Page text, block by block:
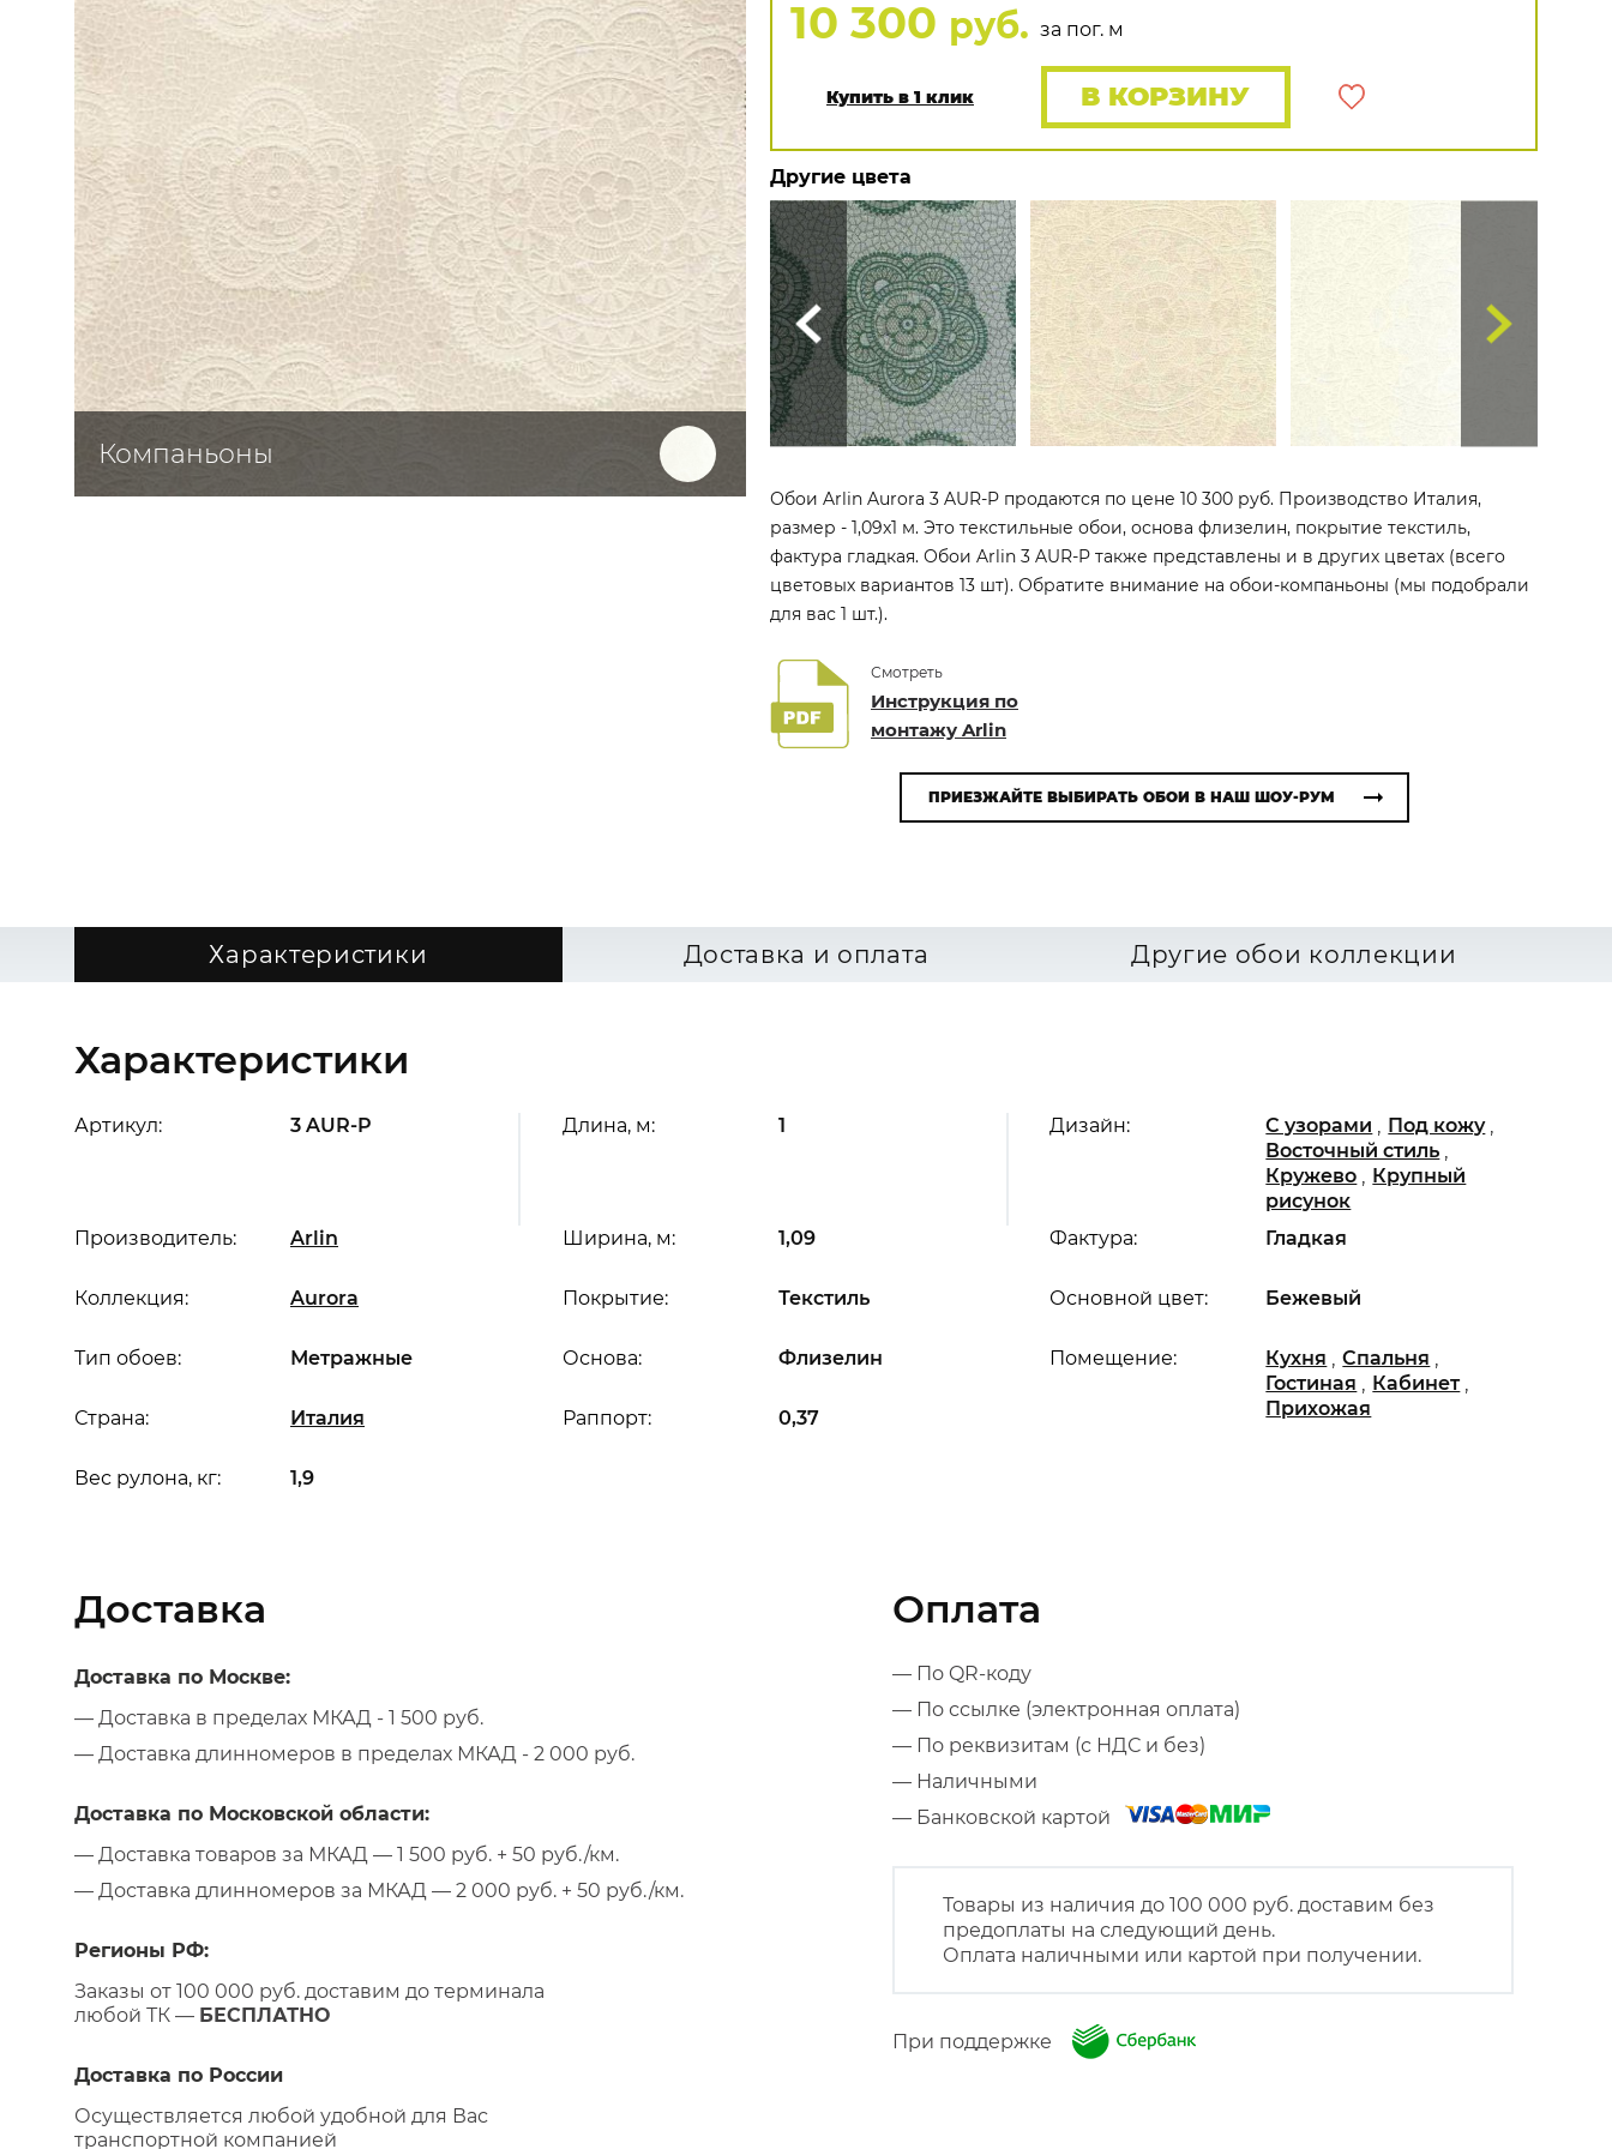
ЦВЕТА
ПОКАЗАТЬ ВСЕ ОБОИ
Компаньоны
10 300 руб. за пог. м
Купить в 1 клик В КОРЗИНУ
Другие цвета
Обои Arlin Aurora 3 AUR-P продаются по цене 10 300 руб. Производство Италия,
размер - 1,09x1 м. Это текстильные обои, основа флизелин, покрытие текстиль,
фактура гладкая. Обои Arlin 3 AUR-P также представлены и в других цветах (всего
цветовых вариантов 13 шт). Обратите внимание на обои-компаньоны (мы подобрали
для вас 1 шт.).
Смотреть
Инструкция по
монтажу Arlin
ПРИЕЗЖАЙТЕ ВЫБИРАТЬ ОБОИ В НАШ ШОУ-РУМ
Характеристики Доставка и оплата Другие обои коллекции
Характеристики
Артикул: 3 AUR-P
Производитель: Arlin
Коллекция: Aurora
Длина, м: 1
Ширина, м: 1,09
Вес рулона, кг: 1,9
Раппорт: 0,37
Основной цвет: Бежевый
Дизайн: С узорами , Под кожу ,
Восточный стиль ,
Кружево , Крупный
рисунок
Основа: Флизелин
Покрытие: Текстиль
Помещение: Кухня ,Спальня ,
Гостиная , Кабинет ,
Прихожая
Страна: Италия
Тип обоев: Метражные
Фактура: Гладкая
Доставка
Доставка по Москве:
— Доставка в пределах МКАД - 1 500 руб.
— Доставка длинномеров в пределах МКАД - 2 000 руб.
Доставка по Московской области:
— Доставка товаров за МКАД — 1 500 руб. + 50 руб./км.
— Доставка длинномеров за МКАД — 2 000 руб. + 50 руб./км.
Регионы РФ:
Заказы от 100 000 руб. доставим до терминала
любой ТК — БЕСПЛАТНО
Доставка по России
Осуществляется любой удобной для Вас
транспортной компанией
Оплата
— По QR-коду
— По ссылке (электронная оплата)
— По реквизитам (с НДС и без)
— Наличными
— Банковской картой
Товары из наличия до 100 000 руб. доставим без
предоплаты на следующий день.
Оплата наличными или картой при получении.
При поддержке